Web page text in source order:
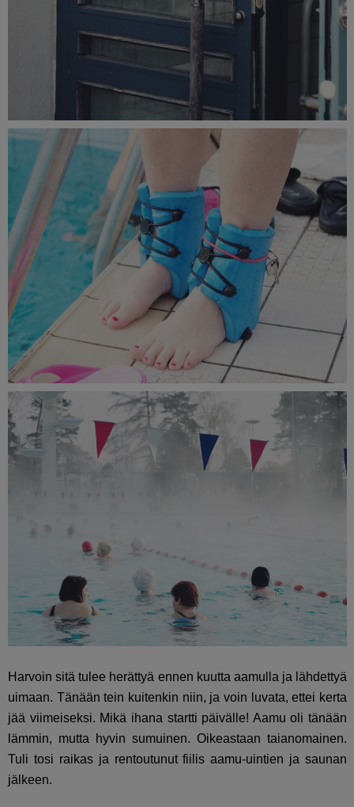
Harvoin sitä tulee herättyä ennen kuutta aamulla ja lähdettyä
uimaan. Tänään tein kuitenkin niin, ja voin luvata, ettei kerta
jää viimeiseksi. Mikä ihana startti päivälle! Aamu oli tänään
lämmin, mutta hyvin sumuinen. Oikeastaan taianomainen.
Tuli tosi raikas ja rentoutunut fiilis aamu-uintien ja saunan
jälkeen.